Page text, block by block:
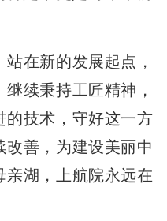
在新的发展起点，
继续秉持工匠精神，
的技术，守好这一方
善，为建设美丽中
亲湖，上航院永远在